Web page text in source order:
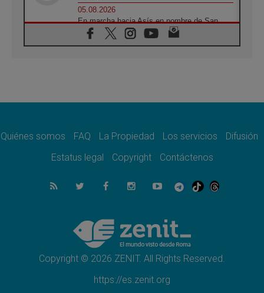
05.08.2026
En marcha hacia Asís en nombre de San
Francisco, a la espera de León
05.08.2026
quienes bendicen la guerra
Ucrania: Ataque masivo en Kyiv durante la
05.08.2026
Colombo: "La visita del Papa a Argentina
05.08.2026
Iglesia en Uruguay: la visita del Papa
fortalecerá la fe y la esperanza
Quiénes somos FAQ La Propiedad Los servicios
Difusión
Estatus legal
Copyright Contáctenos
Copyright © 2026 ZENIT. All Rights Reserved.
https://es.zenit.org